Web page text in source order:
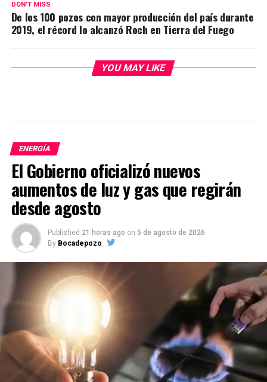
DON'T MISS
De los 100 pozos con mayor producción del país durante
2019, el récord lo alcanzó Roch en Tierra del Fuego
YOU MAY LIKE
ENERGÍA
El Gobierno oficializó nuevos
aumentos de luz y gas que regirán
desde agosto
Published 21 horas ago on 5 de agosto de 2026
By Bocadepozo